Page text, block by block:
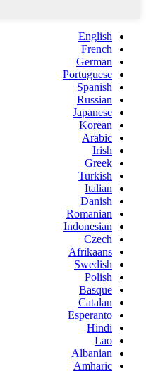
English
French
German
Portuguese
Spanish
Russian
Japanese
Korean
Arabic
Irish
Greek
Turkish
Italian
Danish
Romanian
Indonesian
Czech
Afrikaans
Swedish
Polish
Basque
Catalan
Esperanto
Hindi
Lao
Albanian
Amharic